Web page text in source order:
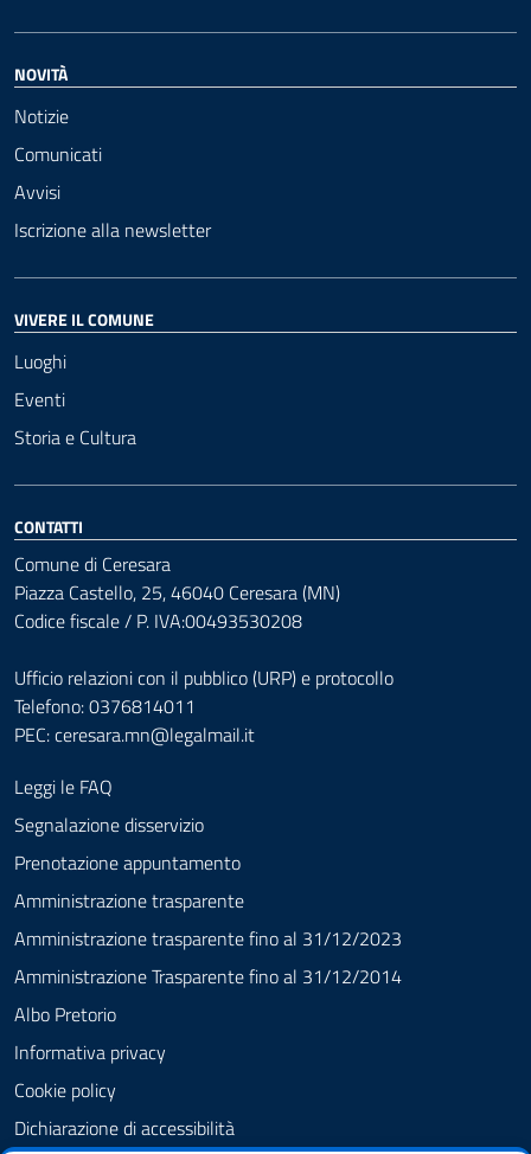
NOVITÀ
Notizie
Comunicati
Avvisi
Iscrizione alla newsletter
VIVERE IL COMUNE
Luoghi
Eventi
Storia e Cultura
CONTATTI
Comune di Ceresara
Piazza Castello, 25, 46040 Ceresara (MN)
Codice fiscale / P. IVA:00493530208
Ufficio relazioni con il pubblico (URP) e protocollo
Telefono: 0376814011
PEC:ceresara.mn@legalmail.it
Leggi le FAQ
Segnalazione disservizio
Prenotazione appuntamento
Amministrazione trasparente
Amministrazione trasparente fino al 31/12/2023
Amministrazione Trasparente fino al 31/12/2014
Albo Pretorio
Informativa privacy
Cookie policy
Dichiarazione di accessibilità